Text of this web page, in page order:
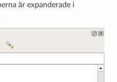
är expanderade i